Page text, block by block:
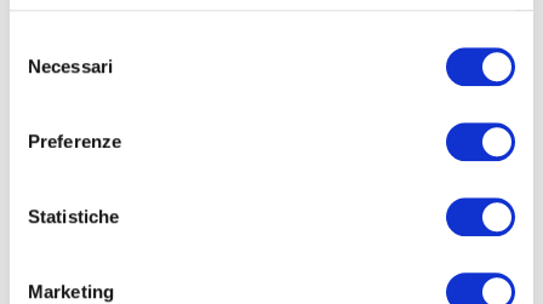
delNecessari
Preferenze
Statistiche
Marketing
Bambini 0-2 anni che dormono nel lettino con il genitore
GRATUITO
Per informazioni e prenotazioni contattare il numero
info@oltremare.org